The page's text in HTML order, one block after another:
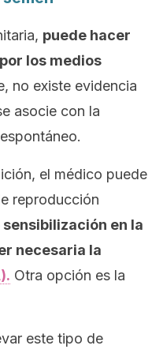
puede hacer
los medios
no existe evidencia
asocie con la
el médico puede
reproducción
en la
necesaria la
Otra opción es la
este tipo de